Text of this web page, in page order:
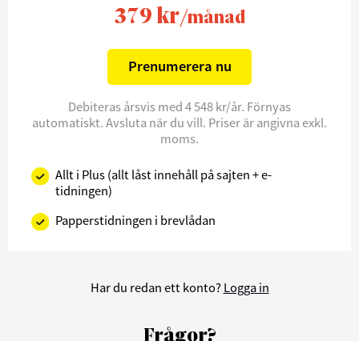
379 kr/månad
Prenumerera nu
Debiteras årsvis med 4 548 kr/år. Förnyas
automatiskt. Avsluta när du vill. Priser är angivna exkl.
moms.
Allt i Plus (allt låst innehåll på sajten + e-
tidningen)
Papperstidningen i brevlådan
Har du redan ett konto? Logga in
Frågor?